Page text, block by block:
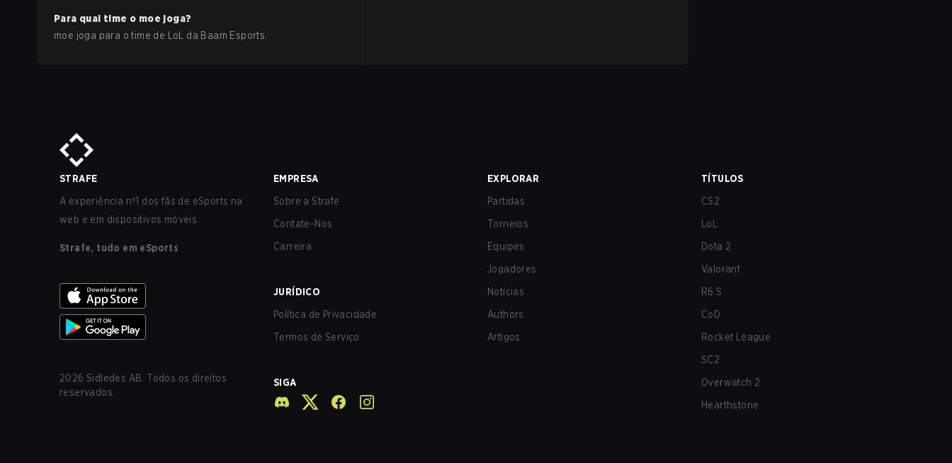
Para qual time o moe joga?
moe joga para o time de LoL da Baam Esports
STRAFE
A experiência nº1 dos fãs de eSports na
web e em dispositivos móveis.
Strafe, tudo em eSports
2026 Sidledes AB. Todos os direitos
reservados.
EMPRESA
Sobre a Strafe
Contate-Nos
Carreira
JURÍDICO
Política de Privacidade
Termos de Serviço
SIGA
EXPLORAR
Partidas
Torneios
Equipes
Jogadores
Notícias
Authors
Artigos
TÍTULOS
CS2
LoL
Dota 2
Valorant
R6:S
CoD
Rocket League
SC2
Overwatch 2
Hearthstone